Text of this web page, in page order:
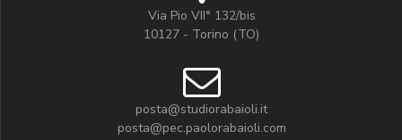
Via Pio VII° 132/bis
10127 - Torino (TO)
posta@studiorabaioli.it
posta@pec.paolorabaioli.com